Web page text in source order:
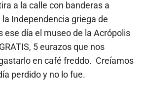
a la calle con banderas a
Independencia griega de
ese día el museo de la Acrópolis
5 eurazos que nos
en café freddo. Creíamos
perdido y no lo fue.